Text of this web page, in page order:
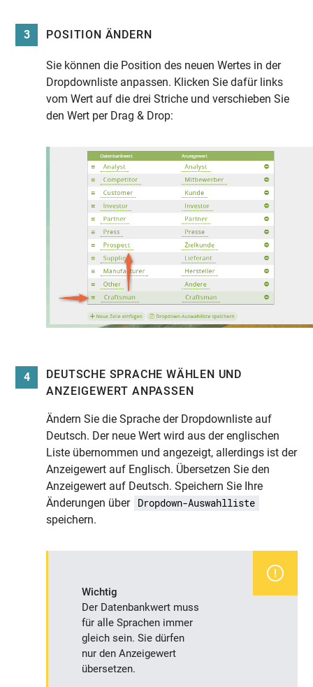
3 POSITION ÄNDERN
Sie können die Position des neuen Wertes in der
Dropdownliste anpassen. Klicken Sie dafür links
vom Wert auf die drei Striche und verschieben Sie
den Wert per Drag & Drop:
4
DEUTSCHE SPRACHE WÄHLEN UND
ANZEIGEWERT ANPASSEN
Ändern Sie die Sprache der Dropdownliste auf
Deutsch. Der neue Wert wird aus der englischen
Liste übernommen und angezeigt, allerdings ist der
Anzeigewert auf Englisch. Übersetzen Sie den
Anzeigewert auf Deutsch. Speichern Sie Ihre
Änderungen über
Dropdown-Auswahlliste
speichern.
Wichtig
Der Datenbankwert muss
für alle Sprachen immer
gleich sein. Sie dürfen
nur den Anzeigewert
übersetzen.